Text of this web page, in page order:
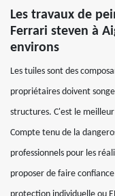
Les travaux de
Ferrari steven à
environs
Les tuiles sont des
propriétaires doivent
structures. C'est le
Compte tenu de la
professionnels pour les
proposer de faire